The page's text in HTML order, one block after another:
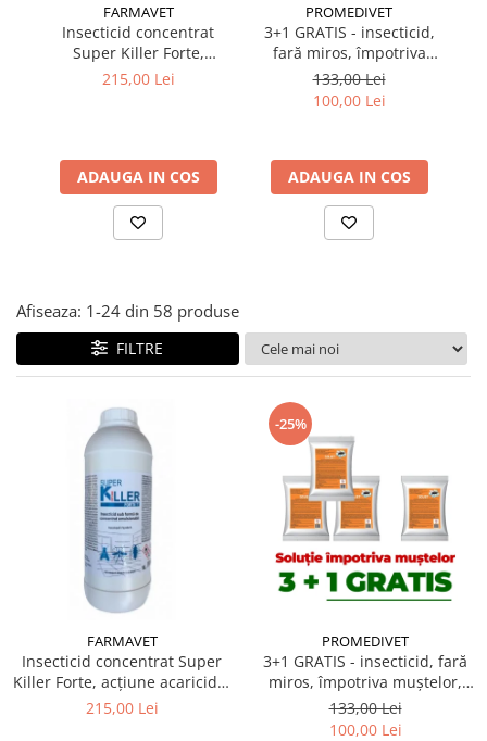
FARMAVET
Insecticid concentrat
Super Killer Forte,
acțiune acaricidă, flacon
215,00 Lei
ADAUGA IN COS
PROMEDIVET
3+1 GRATIS - insecticid,
fară miros, împotriva
muștelor, Sojet 10 gr
133,00 Lei
100,00 Lei
ADAUGA IN COS
Afiseaza: 1-24 din 58 produse
FILTRE
FARMAVET
Insecticid concentrat Super
Killer Forte, acțiune acaricidă,
flacon 1L
215,00 Lei
-25%
PROMEDIVET
3+1 GRATIS - insecticid, fară
miros, împotriva muștelor,
Sojet 10 gr
133,00 Lei
100,00 Lei